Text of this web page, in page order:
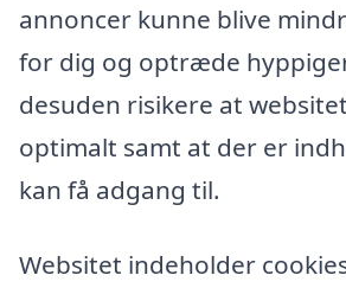
annoncer kunne blive
for dig og optræde
desuden risikere at
optimalt samt at der er
kan få adgang til.
Websitet indeholder